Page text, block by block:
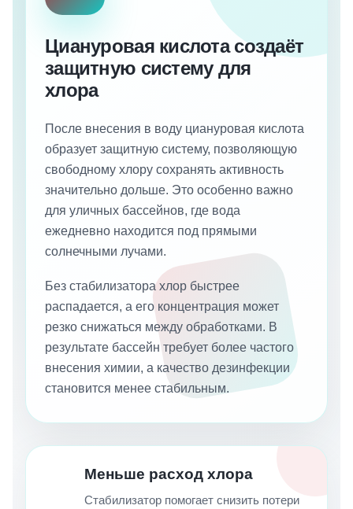
Циануровая кислота создаёт
защитную систему для
хлора
После внесения в воду циануровая кислота
образует защитную систему, позволяющую
свободному хлору сохранять активность
значительно дольше. Это особенно важно
для уличных бассейнов, где вода
ежедневно находится под прямыми
солнечными лучами.
Без стабилизатора хлор быстрее
распадается, а его концентрация может
резко снижаться между обработками. В
результате бассейн требует более частого
внесения химии, а качество дезинфекции
становится менее стабильным.
Меньше расход хлора
Стабилизатор помогает снизить потери